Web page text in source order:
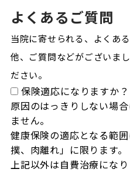
よくあるご質問
当院に寄せられる、よくあ
他、ご質問などがございま
ださい。
保険適応になりますか？
原因のはっきりしない場
ません。
健康保険の適応となる範
撲、肉離れ」に限ります。
上記以外は自費治療になり